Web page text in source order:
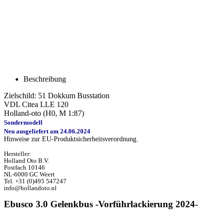
Beschreibung
Zielschild: 51 Dokkum Busstation
VDL Citea LLE 120
Holland-oto (H0, M 1:87)
Sondermodell
Neu ausgeliefert am 24.06.2024
Hinweise zur EU-Produktsicherheitsverordnung.
Hersteller:
Holland Oto B.V.
Postfach 10146
NL-6000 GC Weert
Tel. +31 (0)495 547247
info@hollandoto.nl
Ebusco 3.0 Gelenkbus -Vorführlackierung 2024-